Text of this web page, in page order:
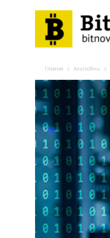
Главная Альткойны